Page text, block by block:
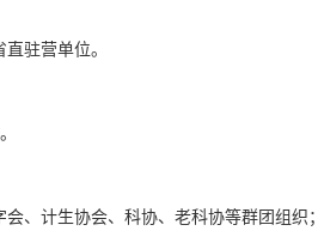
驻营单位。
、计生协会、科协、老科协等群团组织